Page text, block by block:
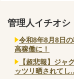
管理人イチオシ
令和8年8月8日
高稼働に！
【超悲報】ジャ
ッツリ晒されてし